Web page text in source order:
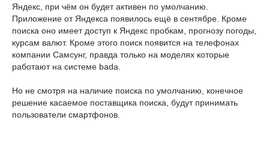
Яндекс, при чём он будет активен по умолчанию.
Приложение от Яндекса появилось ещё в сентябре. Кроме
поиска оно имеет доступ к Яндекс пробкам, прогнозу погоды,
курсам валют. Кроме этого поиск появится на телефонах
компании Самсунг, правда только на моделях которые
работают на системе bada.
Но не смотря на наличие поиска по умолчанию, конечное
решение касаемое поставщика поиска, будут принимать
пользователи смартфонов.